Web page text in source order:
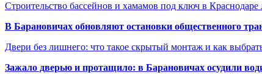
Строительство бассейнов и хамамов под ключ в
В Барановичах обновляют остановки общественного
Двери без лишнего: что такое скрытый монтаж и как
Зажало дверью и протащило: в Барановичах осудили